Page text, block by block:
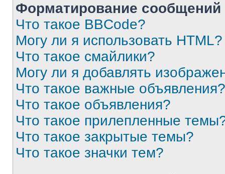
Форматирование
Что такое BBCode?
Могу ли я использовать HTML?
Что такое смайлики?
Могу ли я добавлять
Что такое важные объявления?
Что такое объявления?
Что такое прилепленные
Что такое закрытые темы?
Что такое значки тем?